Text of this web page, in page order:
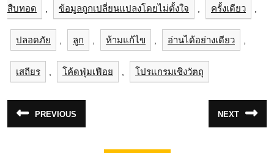
สืบทอด ข้อมูลถูกเปลี่ยนแปลงโดยไม่ตั้งใจ ครั้งเดียว
ปลอดภัย ลูก ห้ามแก้ไข อ่านได้อย่างเดียว
เสถียร โค้ดฟุ่มเฟือย โปรแกรมเชิงวัตถุ
แนะแนว
เรื่อง
PREVIOUS
post:
NEXT
post: